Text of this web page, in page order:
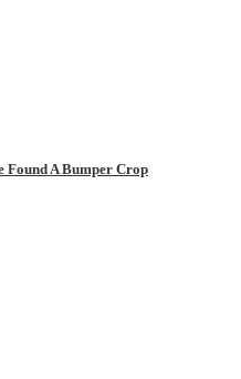
Found A Bumper Crop